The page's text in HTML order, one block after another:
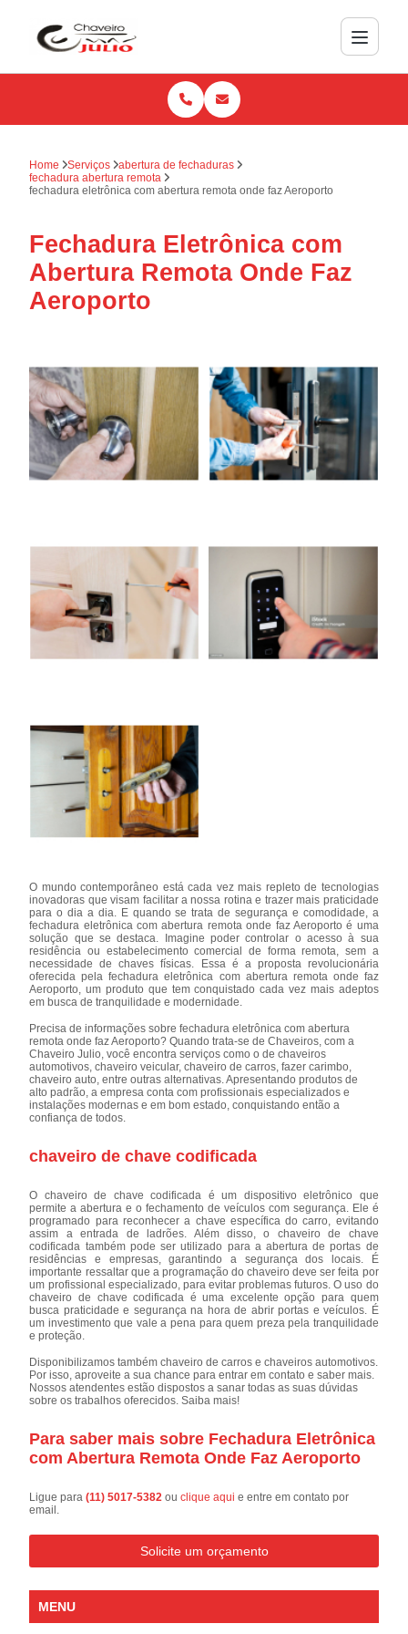
Home Serviços
abertura de fechaduras
fechadura abertura remota
fechadura eletrônica com abertura remota onde faz Aeroporto
Fechadura Eletrônica com
Abertura Remota Onde Faz
Aeroporto
O mundo contemporâneo está cada vez mais repleto de tecnologias
inovadoras que visam facilitar a nossa rotina e trazer mais praticidade
para o dia a dia. E quando se trata de segurança e comodidade, a
fechadura eletrônica com abertura remota onde faz Aeroporto é uma
solução que se destaca. Imagine poder controlar o acesso à sua
residência ou estabelecimento comercial de forma remota, sem a
necessidade de chaves físicas. Essa é a proposta revolucionária
oferecida pela fechadura eletrônica com abertura remota onde faz
Aeroporto, um produto que tem conquistado cada vez mais adeptos
em busca de tranquilidade e modernidade.
Precisa de informações sobre fechadura eletrônica com abertura
remota onde faz Aeroporto? Quando trata-se de Chaveiros, com a
Chaveiro Julio, você encontra serviços como o de chaveiros
automotivos, chaveiro veicular, chaveiro de carros, fazer carimbo,
chaveiro auto, entre outras alternativas. Apresentando produtos de
alto padrão, a empresa conta com profissionais especializados e
instalações modernas e em bom estado, conquistando então a
confiança de todos.
chaveiro de chave codificada
O chaveiro de chave codificada é um dispositivo eletrônico que
permite a abertura e o fechamento de veículos com segurança. Ele é
programado para reconhecer a chave específica do carro, evitando
assim a entrada de ladrões. Além disso, o chaveiro de chave
codificada também pode ser utilizado para a abertura de portas de
residências e empresas, garantindo a segurança dos locais. É
importante ressaltar que a programação do chaveiro deve ser feita por
um profissional especializado, para evitar problemas futuros. O uso do
chaveiro de chave codificada é uma excelente opção para quem
busca praticidade e segurança na hora de abrir portas e veículos. É
um investimento que vale a pena para quem preza pela tranquilidade
e proteção.
Disponibilizamos também chaveiro de carros e chaveiros automotivos.
Por isso, aproveite a sua chance para entrar em contato e saber mais.
Nossos atendentes estão dispostos a sanar todas as suas dúvidas
sobre os trabalhos oferecidos. Saiba mais!
Para saber mais sobre Fechadura Eletrônica
com Abertura Remota Onde Faz Aeroporto
Ligue para(11) 5017-5382ouclique aqui e entre em contato por
email.
Solicite um orçamento
MENU